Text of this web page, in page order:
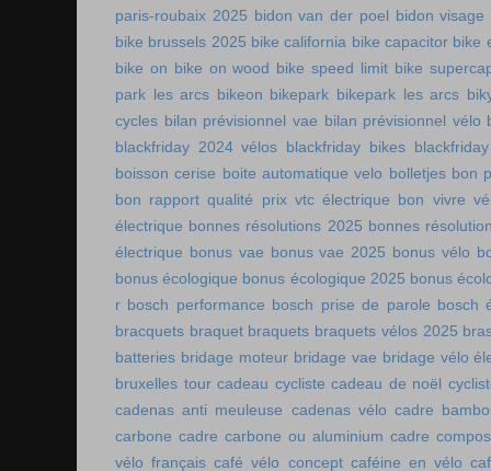
paris-roubaix 2025 bidon van der poel bidon visage
bike brussels 2025 bike california bike capacitor bike
bike on bike on wood bike speed limit bike
park les arcs bikeon bikepark bikepark les arcs
cycles bilan prévisionnel vae bilan prévisionnel vélo
blackfriday 2024 vélos blackfriday bikes
boisson cerise boite automatique velo bolletjes bon
bon rapport qualité prix vtc électrique bon vivre
électrique bonnes résolutions 2025 bonnes
électrique bonus vae bonus vae 2025 bonus vélo
bonus écologique bonus écologique 2025 bonus
r bosch performance bosch prise de parole bosch
bracquets braquet braquets braquets vélos 2025
batteries bridage moteur bridage vae bridage vélo
bruxelles tour cadeau cycliste cadeau de noël
cadenas anti meuleuse cadenas vélo cadre
carbone cadre carbone ou aluminium cadre
vélo français café vélo concept caféine en vélo